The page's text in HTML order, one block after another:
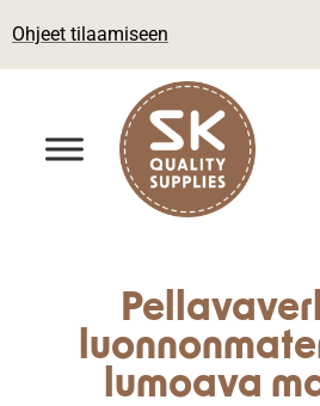
Ohjeet tilaamiseen
lumoava